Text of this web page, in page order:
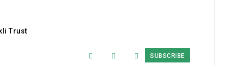
Trust
SUBSCRIBE